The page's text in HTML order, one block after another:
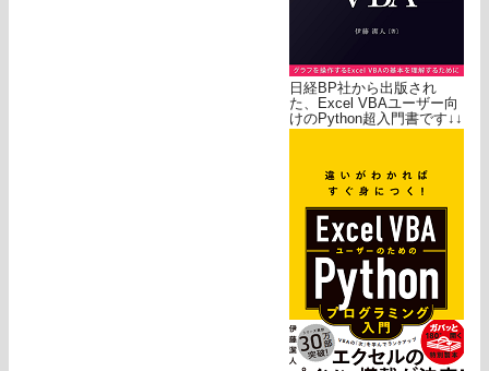
日経BP社から出版され
た、Excel VBAユーザー向
けのPython超入門書です↓↓